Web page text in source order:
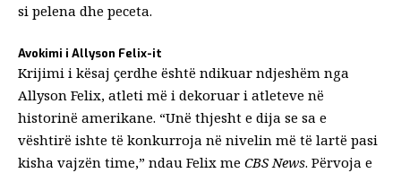
si pelena dhe peceta.
Avokimi i Allyson Felix-it
Krijimi i kësaj çerdhe është ndikuar ndjeshëm nga
Allyson Felix, atleti më i dekoruar i atleteve në
historinë amerikane. “Unë thjesht e dija se sa e
vështirë ishte të konkurroja në nivelin më të lartë pasi
kisha vajzën time,” ndau Felix me CBS News. Përvoja e